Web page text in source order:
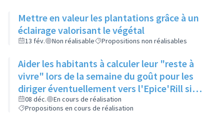
Mettre en valeur les plantations grâce à un
éclairage valorisant le végétal
13 fév. Non réalisable Propositions non réalisables
Aider les habitants à calculer leur "reste à
vivre" lors de la semaine du goût pour les
diriger éventuellement vers l'Epice'Rill si
besoin
08 déc.
En cours de réalisation
Propositions en cours de réalisation